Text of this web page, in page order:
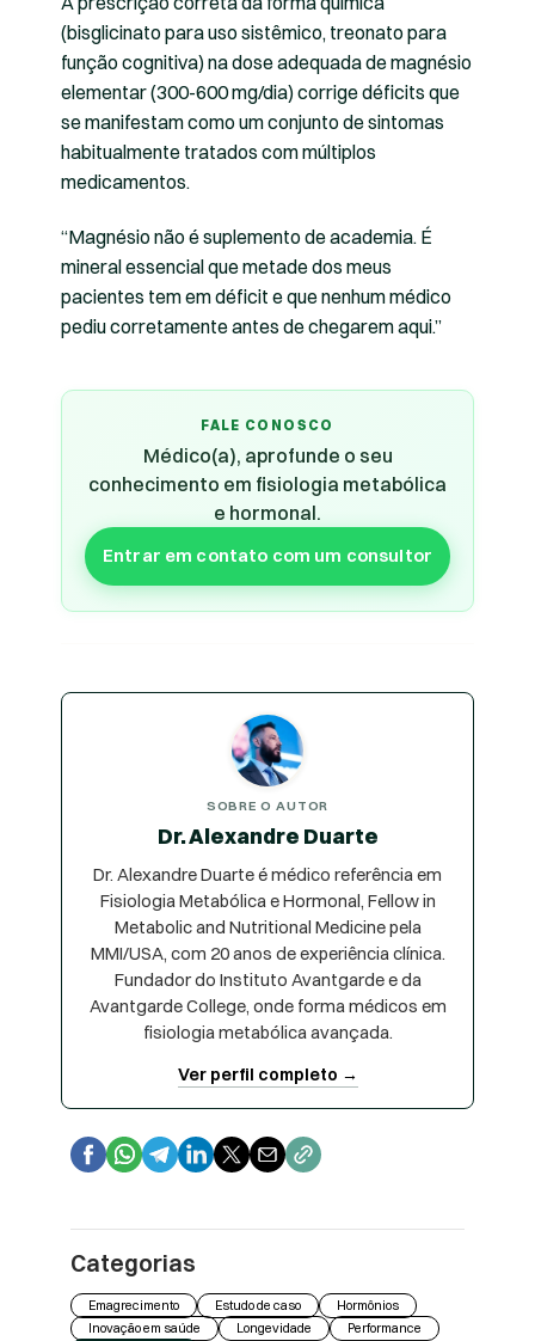
(bisglicinato para uso sistêmico, treonato para
função cognitiva) na dose adequada de magnésio
elementar (300-600 mg/dia) corrige déficits que
se manifestam como um conjunto de sintomas
habitualmente tratados com múltiplos
medicamentos.
“Magnésio não é suplemento de academia. É
mineral essencial que metade dos meus
pacientes tem em déficit e que nenhum médico
pediu corretamente antes de chegarem aqui.”
FALE CONOSCO
Médico(a), aprofunde o seu
conhecimento em fisiologia metabólica
e hormonal.
Entrar em contato com um consultor
SOBRE O AUTOR
Dr. Alexandre Duarte
Dr. Alexandre Duarte é médico referência em
Fisiologia Metabólica e Hormonal, Fellow in
Metabolic and Nutritional Medicine pela
MMI/USA, com 20 anos de experiência clínica.
Fundador do Instituto Avantgarde e da
Avantgarde College, onde forma médicos em
fisiologia metabólica avançada.
Ver perfil completo →
Categorias
Emagrecimento Estudo de caso
Hormônios
Inovação em saúde
Longevidade
Performance